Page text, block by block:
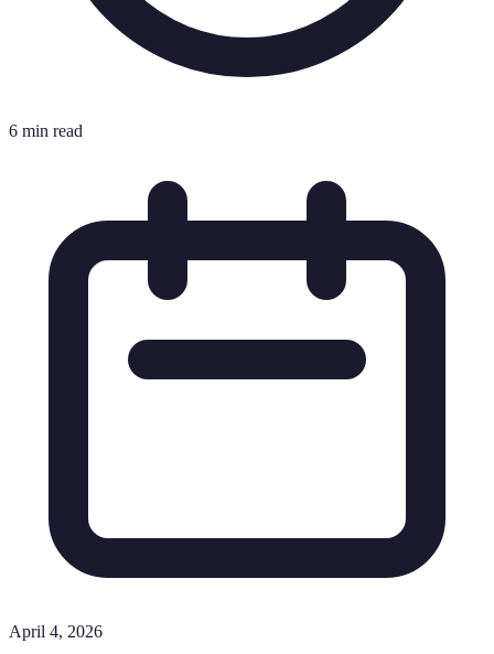
6 min read
April 4, 2026